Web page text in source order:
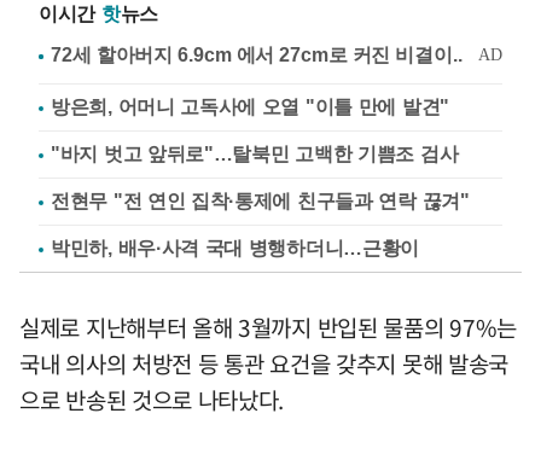
이시간 핫뉴스
방은희, 어머니 고독사에 오열 "이틀 만에 발견"
"바지 벗고 앞뒤로"…탈북민 고백한 기쁨조 검사
전현무 "전 연인 집착·통제에 친구들과 연락 끊겨"
박민하, 배우·사격 국대 병행하더니…근황이
실제로 지난해부터 올해 3월까지 반입된 물품의 97%는
국내 의사의 처방전 등 통관 요건을 갖추지 못해 발송국
으로 반송된 것으로 나타났다.